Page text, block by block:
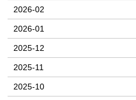
2026-02
2026-01
2025-12
2025-11
2025-10